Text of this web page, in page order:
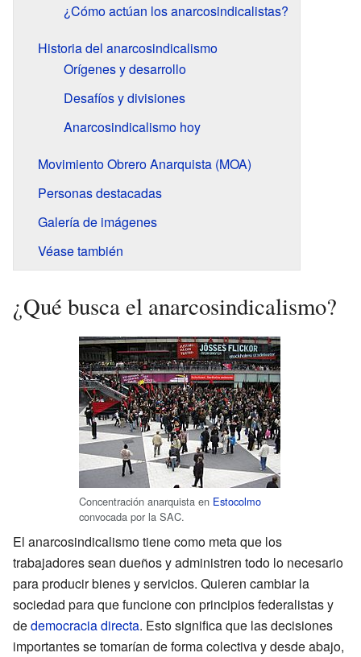
¿Cómo actúan los anarcosindicalistas?
Historia del anarcosindicalismo
Orígenes y desarrollo
Desafíos y divisiones
Anarcosindicalismo hoy
Movimiento Obrero Anarquista (MOA)
Personas destacadas
Galería de imágenes
Véase también
¿Qué busca el anarcosindicalismo?
Concentración anarquista en Estocolmo
convocada por la SAC.
El anarcosindicalismo tiene como meta que los
trabajadores sean dueños y administren todo lo necesario
para producir bienes y servicios. Quieren cambiar la
sociedad para que funcione con principios federalistas y
dedemocracia directa. Esto significa que las decisiones
importantes se tomarían de forma colectiva y desde abajo,